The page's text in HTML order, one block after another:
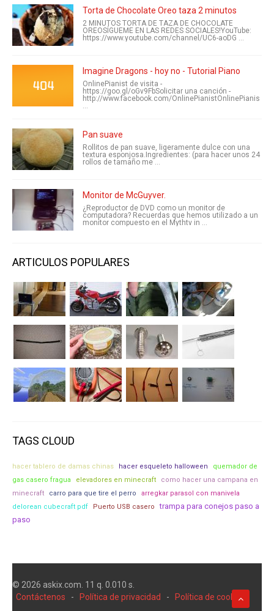
Torta de Chocolate Oreo taza 2 minutos
2 MINUTOS TORTA DE TAZA DE CHOCOLATE
OREOSÍGUEME EN LAS REDES SOCIALES!YouTube:
https://www.youtube.com/channel/UC6-aoDG ...
Imagine Dragons - hoy no - Tutorial Piano
OnlinePianist de visita -
https://goo.gl/oGv9FbSolicitar una canción -
http://www.facebook.com/OnlinePianistOnlinePianis
...
Pan suave
Rollitos de pan suave, ligeramente dulce con una
textura esponjosa.Ingredientes: (para hacer unos 24
rollos de tamaño me ...
Monitor de McGuyver.
¿Reproductor de DVD como un monitor de
computadora? Recuerdas que hemos utilizado a un
monitor compuesto en el Mythtv in ...
ARTICULOS POPULARES
TAGS CLOUD
hacer tablero de damas chinas hacer esqueleto halloween
quemador de
gas casero fragua
elevadores en minecraft
como hacer una campana en
minecraft
carro para que tire el perro
arregkar parasol con manivela
delorean cubecraft pdf
Puerto USB casero
trampa para conejos paso a
paso
© 2026 askix.com. 11 q. 0.010 s.
Contáctenos
- Política de privacidad - Política de cookies